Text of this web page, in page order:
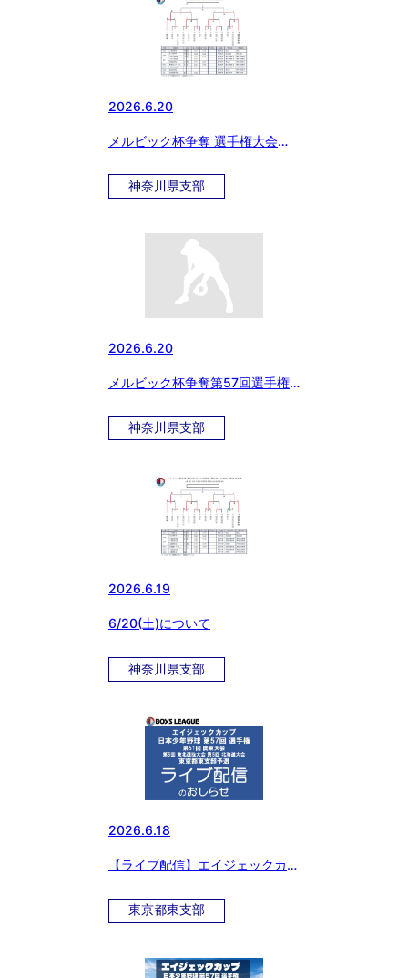
2026.6.20
メルビック杯争奪 選手権大会予
神奈川県支部
2026.6.20
メルビック杯争奪第57回選手権
神奈川県支部
2026.6.19
6/20(土)について
神奈川県支部
2026.6.18
【ライブ配信】エイジェックカッ
権・第51回 関東大会・第5回 東
東京都東支部